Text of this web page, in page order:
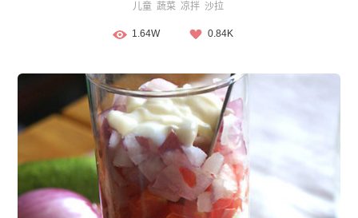
儿童 蔬菜 凉拌 沙拉
1.64W 0.84K